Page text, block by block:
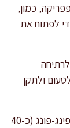
כמון,
יחד 2-3 דקות כדי לפתוח את
ולתקן
בשלב ההרכבה – יוצרים קציצות בגודל כדור פינג-פונג (כ-40